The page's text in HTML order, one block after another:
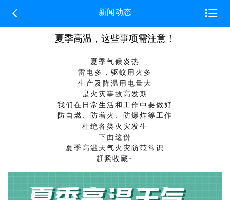
 新闻动态 
夏季高温，这些事项需注意！
夏季气候炎热
雷电多，驱蚊用火多
生产及降温用电量大
是火灾事故高发期
我们在日常生活和工作中 要做好
防自燃、防着火、防爆炸等工作
杜绝各类火灾发生
下面这份
夏季高温天气火灾防范常识
赶紧收藏~